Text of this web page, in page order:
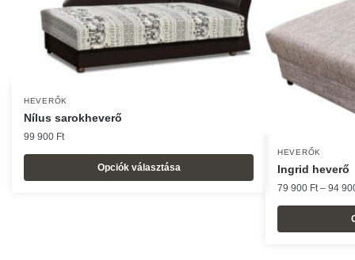
HEVERŐK
Nílus sarokheverő
99 900 Ft
Opciók választása
HEVERŐK
Ingrid heverő
79 900 Ft – 94